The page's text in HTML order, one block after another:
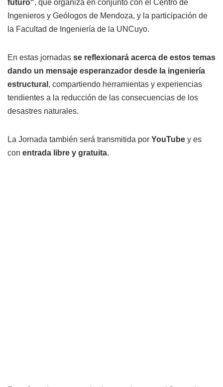
futuro", que organiza en conjunto con el Centro de
Ingenieros y Geólogos de Mendoza, y la participación de
la Facultad de Ingeniería de la UNCuyo.
En estas jornadas se reflexionará acerca de estos temas
dando un mensaje esperanzador desde la ingeniería
estructural , compartiendo herramientas y experiencias
tendientes a la reducción de las consecuencias de los
desastres naturales.
La Jornada también será transmitida por YouTube y es
con entrada libre y gratuita.